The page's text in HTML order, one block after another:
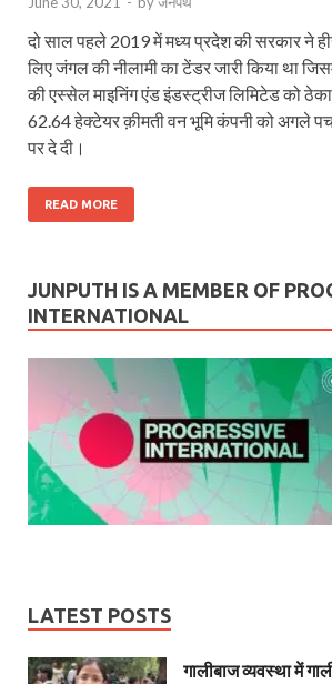
दो साल पहले 2019 में मध्य प्रदेश की सरकार ने
लिए जंगल की नीलामी का टेंडर जारी किया था
की एस्सेल माइनिंग एंड इंडस्ट्रीज लिमिटेड को
62.64 हेक्टेयर क़ीमती वन भूमि कंपनी को अगले
पर दे दी।
READ MORE
JUNPUTH IS A MEMBER OF
INTERNATIONAL
LATEST POSTS
गालीबाज व्‍यवस्‍था में